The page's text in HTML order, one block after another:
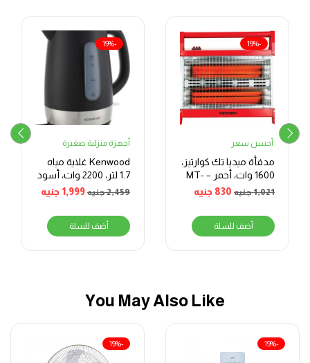
-19%
أحسن سعر
مدفأة ميديا تك كوارتيز،
1600 وات، أحمر – MT-
RH10
1,021جنيه 830 جنيه
أضف للسلة
-19%
أجهزة منزلية صغيرة
Kenwood غلاية مياه
1.7 لتر، 2200 وات، أسود
2,459جنيه 1,999جنيه
أضف للسلة
You May Also Like
-19%
-19%